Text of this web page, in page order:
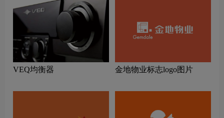
VEQ均衡器 金地物业标志logo图片